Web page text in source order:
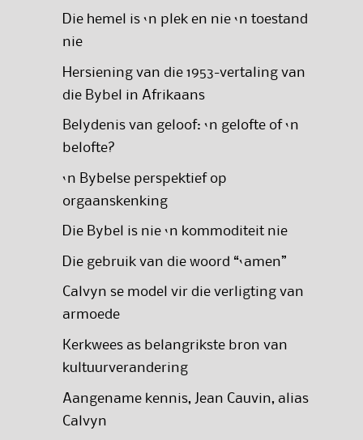
Die hemel is ‘n plek en nie ‘n toestand
nie
Hersiening van die 1953-vertaling van
die Bybel in Afrikaans
Belydenis van geloof: ‘n gelofte of ‘n
belofte?
‘n Bybelse perspektief op
orgaanskenking
Die Bybel is nie ‘n kommoditeit nie
Die gebruik van die woord “‘amen”
Calvyn se model vir die verligting van
armoede
Kerkwees as belangrikste bron van
kultuurverandering
Aangename kennis, Jean Cauvin, alias
Calvyn